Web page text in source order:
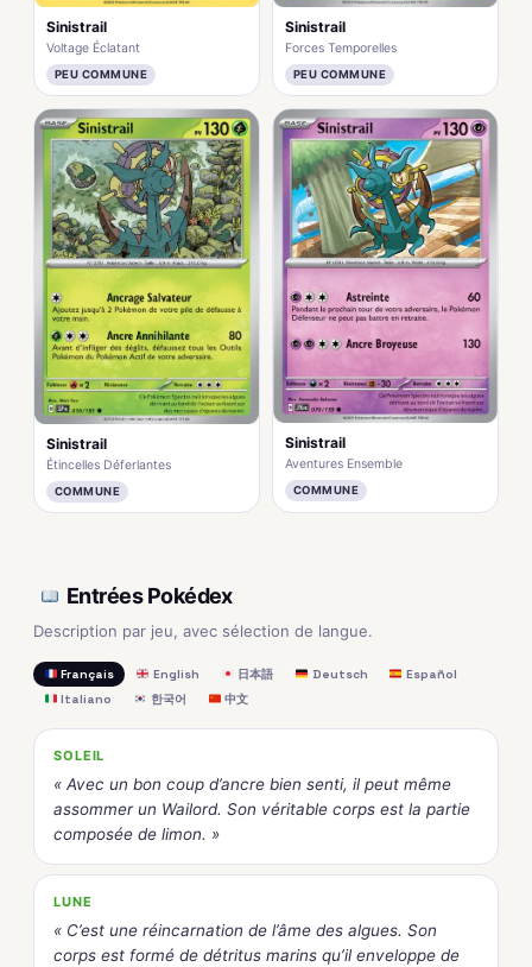
Sinistrail
Voltage Éclatant
PEU COMMUNE
Sinistrail
Forces Temporelles
PEU COMMUNE
Sinistrail
Étincelles Déferlantes
COMMUNE
Sinistrail
Aventures Ensemble
COMMUNE
Entrées Pokédex
Description par jeu, avec sélection de langue.
Français English 日本語 Deutsch
Español
Italiano
한국어 中文
SOLEIL
« Avec un bon coup d’ancre bien senti, il peut même
assommer un Wailord. Son véritable corps est la partie
composée de limon. »
LUNE
« C’est une réincarnation de l’âme des algues. Son
corps est formé de détritus marins qu’il enveloppe de